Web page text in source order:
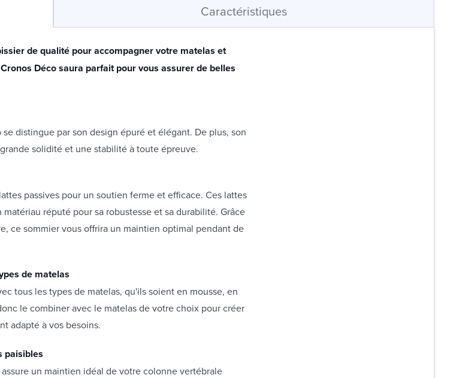
Caractéristiques
de qualité pour accompagner votre matelas et
Déco saura parfait pour vous assurer de belles
distingue par son design épuré et élégant. De plus, son
solidité et une stabilité à toute épreuve.
passives pour un soutien ferme et efficace. Ces lattes
réputé pour sa robustesse et sa durabilité. Grâce
ce sommier vous offrira un maintien optimal pendant de
de matelas
tous les types de matelas, qu'ils soient en mousse, en
le combiner avec le matelas de votre choix pour créer
adapté à vos besoins.
paisibles
un maintien idéal de votre colonne vertébrale